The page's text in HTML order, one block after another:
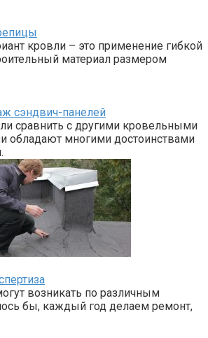
кровли – это применение гибкой
материал размером
сэндвич-панелей
сравнить с другими кровельными
обладают многими достоинствами
возникать по различным
бы, каждый год делаем ремонт,